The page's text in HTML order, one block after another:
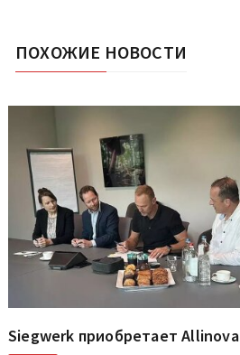
ПОХОЖИЕ НОВОСТИ
Siegwerk приобретает Allinova